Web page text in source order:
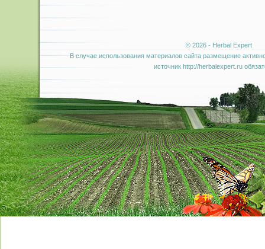
© 2026 - Herbal Expert
В случае использования материалов сайта размещение
источник http://herbalexpert.ru